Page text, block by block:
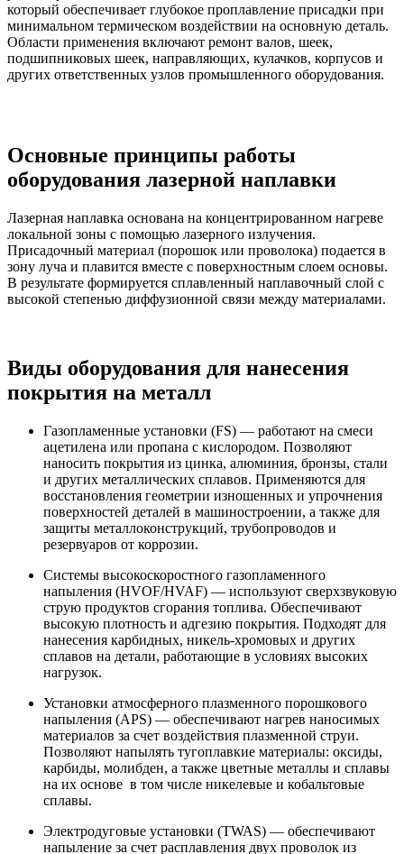
который обеспечивает глубокое проплавление присадки при
минимальном термическом воздействии на основную деталь.
Области применения включают ремонт валов, шеек,
подшипниковых шеек, направляющих, кулачков, корпусов и
других ответственных узлов промышленного оборудования.
Основные принципы работы
оборудования лазерной наплавки
Лазерная наплавка основана на концентрированном нагреве
локальной зоны с помощью лазерного излучения.
Присадочный материал (порошок или проволока) подается в
зону луча и плавится вместе с поверхностным слоем основы.
В результате формируется сплавленный наплавочный слой с
высокой степенью диффузионной связи между материалами.
Виды оборудования для нанесения
покрытия на металл
Газопламенные установки (FS) — работают на смеси
ацетилена или пропана с кислородом. Позволяют
наносить покрытия из цинка, алюминия, бронзы, стали
и других металлических сплавов. Применяются для
восстановления геометрии изношенных и упрочнения
поверхностей деталей в машиностроении, а также для
защиты металлоконструкций, трубопроводов и
резервуаров от коррозии.
Системы высокоскоростного газопламенного
напыления (HVOF/HVAF) — используют сверхзвуковую
струю продуктов сгорания топлива. Обеспечивают
высокую плотность и адгезию покрытия. Подходят для
нанесения карбидных, никель-хромовых и других
сплавов на детали, работающие в условиях высоких
нагрузок.
Установки атмосферного плазменного порошкового
напыления (APS) — обеспечивают нагрев наносимых
материалов за счет воздействия плазменной струи.
Позволяют напылять тугоплавкие материалы: оксиды,
карбиды, молибден, а также цветные металлы и сплавы
на их основе в том числе никелевые и кобальтовые
сплавы.
Электродуговые установки (TWAS) — обеспечивают
напыление за счет расплавления двух проволок из